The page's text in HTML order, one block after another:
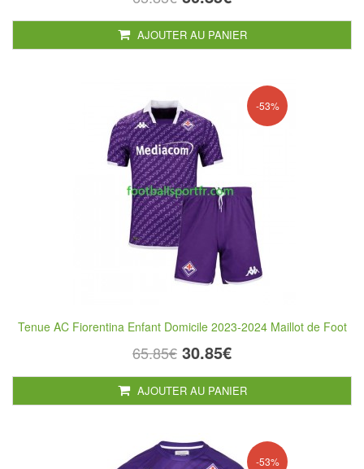
AJOUTER AU PANIER
-53%
Tenue AC Fiorentina Enfant Domicile 2023-2024 Maillot de Foot
65.85€ 30.85€
AJOUTER AU PANIER
-53%